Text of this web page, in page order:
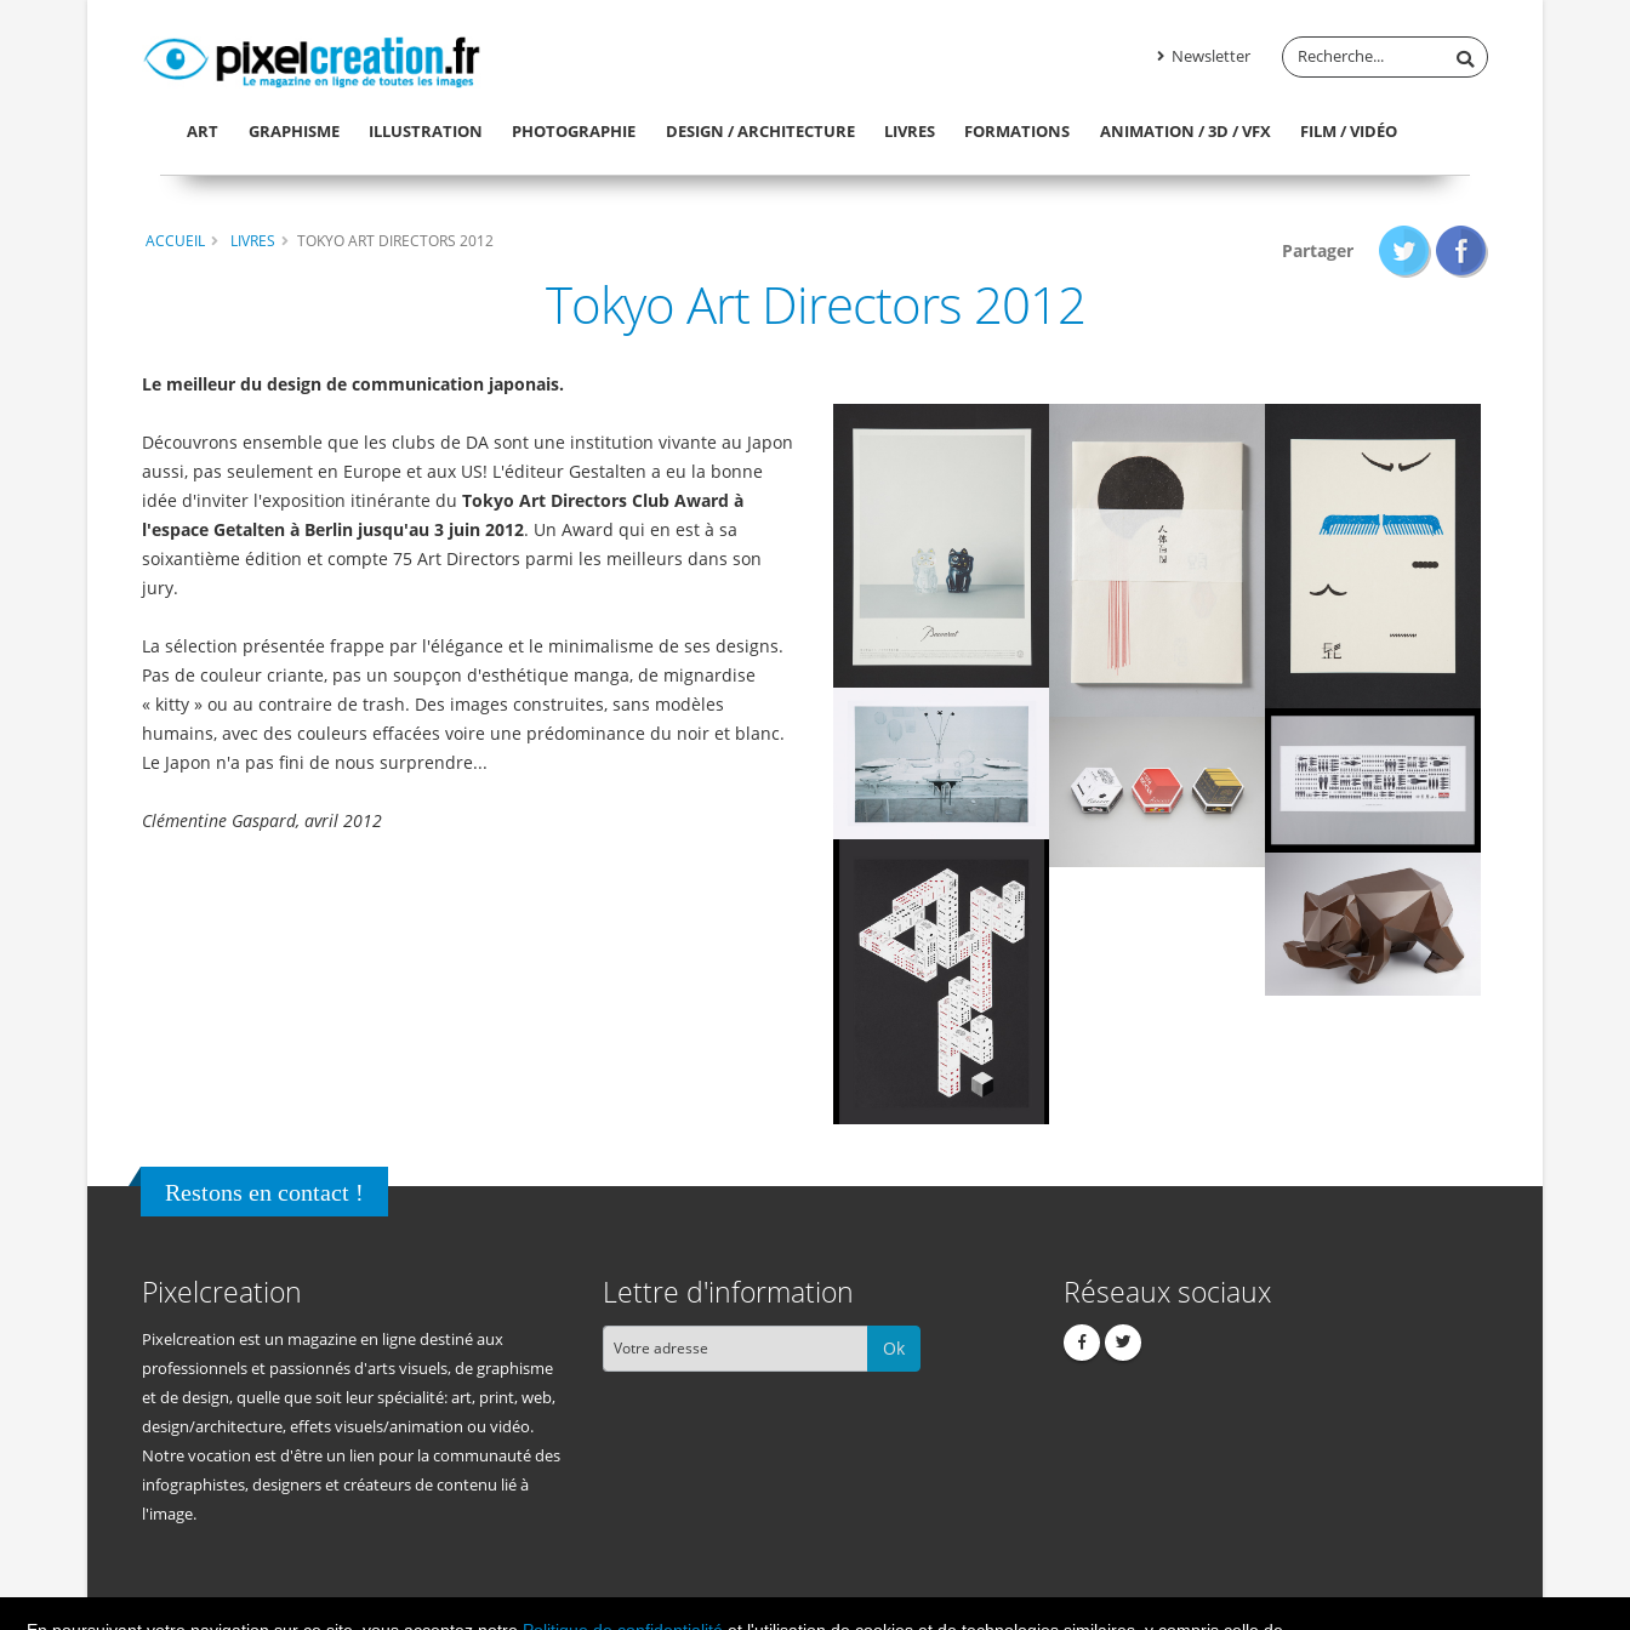
Newsletter
ART GRAPHISME ILLUSTRATION PHOTOGRAPHIE DESIGN / ARCHITECTURE LIVRES FORMATIONS ANIMATION / 3D / VFX FILM / VIDÉO
ACCUEIL LIVRES TOKYO ART DIRECTORS 2012 Partager
Tokyo Art Directors 2012
Le meilleur du design de communication japonais.
Découvrons ensemble que les clubs de DA sont une institution vivante au Japon
aussi, pas seulement en Europe et aux US! L'éditeur Gestalten a eu la bonne
idée d'inviter l'exposition itinérante du Tokyo Art Directors Club Award à
l'espace Getalten à Berlin jusqu'au 3 juin 2012. Un Award qui en est à sa
soixantième édition et compte 75 Art Directors parmi les meilleurs dans son
jury.
La sélection présentée frappe par l'élégance et le minimalisme de ses designs.
Pas de couleur criante, pas un soupçon d'esthétique manga, de mignardise
« kitty » ou au contraire de trash. Des images construites, sans modèles
humains, avec des couleurs effacées voire une prédominance du noir et blanc.
Le Japon n'a pas fini de nous surprendre...
Clémentine Gaspard, avril 2012
Restons en contact !
Pixelcreation
Pixelcreation est un magazine en ligne destiné aux
professionnels et passionnés d'arts visuels, de graphisme
et de design, quelle que soit leur spécialité: art, print, web,
design/architecture, effets visuels/animation ou vidéo.
Notre vocation est d'être un lien pour la communauté des
infographistes, designers et créateurs de contenu lié à
l'image.
Lettre d'information
Ok
Réseaux sociaux